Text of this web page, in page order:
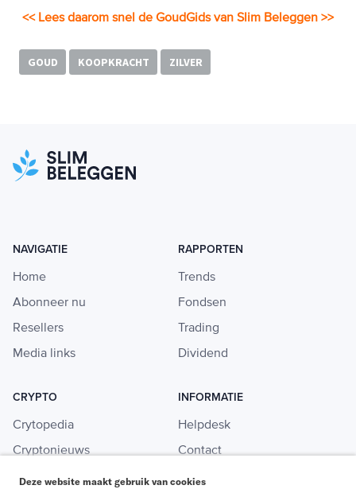
<< Lees daarom snel de GoudGids van Slim Beleggen >>
GOUD KOOPKRACHT ZILVER
NAVIGATIE
Home
Abonneer nu
Resellers
Media links
RAPPORTEN
Trends
Fondsen
Trading
Dividend
CRYPTO
Crytopedia
Cryptonieuws
Crypto koopgids
INFORMATIE
Helpdesk
Contact
Adverteren
Deze website maakt gebruik van cookies